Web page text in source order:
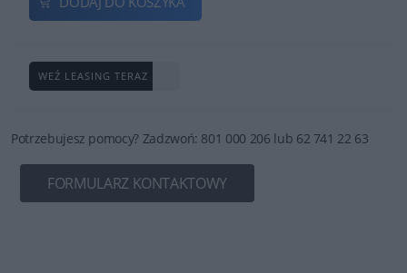
WEŹ LEASING TERAZ
Potrzebujesz pomocy? Zadzwoń: 801 000 206 lub 62 741 22 63
FORMULARZ KONTAKTOWY